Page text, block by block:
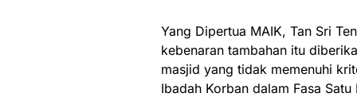
Yang Dipertua MAIK, Tan Sri
kebenaran tambahan itu
masjid yang tidak memenuhi
Ibadah Korban dalam Fasa